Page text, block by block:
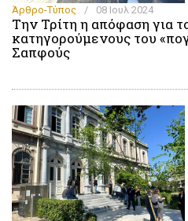
Άρθρο-Τύπος / 08 Ιουλ 2024
Την Τρίτη η απόφαση για
κατηγορούμενους του
Σαπφούς